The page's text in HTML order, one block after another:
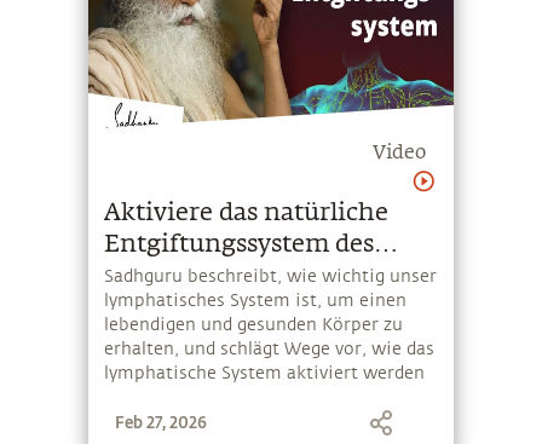
Video
Aktiviere das natürliche
Entgiftungssystem des
Körpers
Sadhguru beschreibt, wie wichtig unser
lymphatisches System ist, um einen
lebendigen und gesunden Körper zu
erhalten, und schlägt Wege vor, wie das
lymphatische System aktiviert werden
Feb 27, 2026